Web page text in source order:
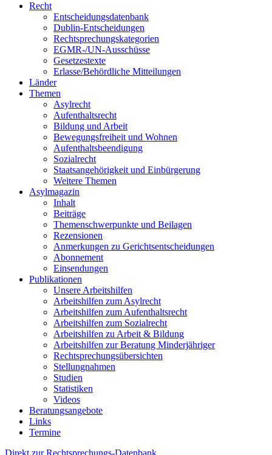
Recht
Entscheidungsdatenbank
Dublin-Entscheidungen
Rechtsprechungskategorien
EGMR-/UN-Ausschüsse
Gesetzestexte
Erlasse/Behördliche Mitteilungen
Länder
Themen
Asylrecht
Aufenthaltsrecht
Bildung und Arbeit
Bewegungsfreiheit und Wohnen
Aufenthaltsbeendigung
Sozialrecht
Staatsangehörigkeit und Einbürgerung
Weitere Themen
Asylmagazin
Inhalt
Beiträge
Themenschwerpunkte und Beilagen
Rezensionen
Anmerkungen zu Gerichtsentscheidungen
Abonnement
Einsendungen
Publikationen
Unsere Arbeitshilfen
Arbeitshilfen zum Asylrecht
Arbeitshilfen zum Aufenthaltsrecht
Arbeitshilfen zum Sozialrecht
Arbeitshilfen zu Arbeit & Bildung
Arbeitshilfen zur Beratung Minderjähriger
Rechtsprechungsübersichten
Stellungnahmen
Studien
Statistiken
Videos
Beratungsangebote
Links
Termine
Direkt zur Rechtsprechungs-Datenbank